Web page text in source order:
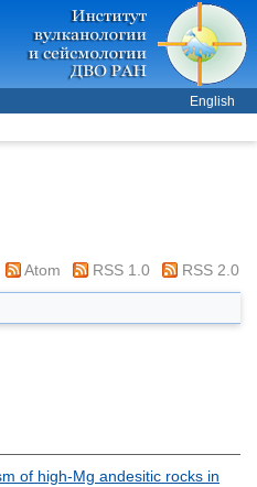
English
Atom RSS 1.0 RSS 2.0
of high-Mg andesitic rocks in